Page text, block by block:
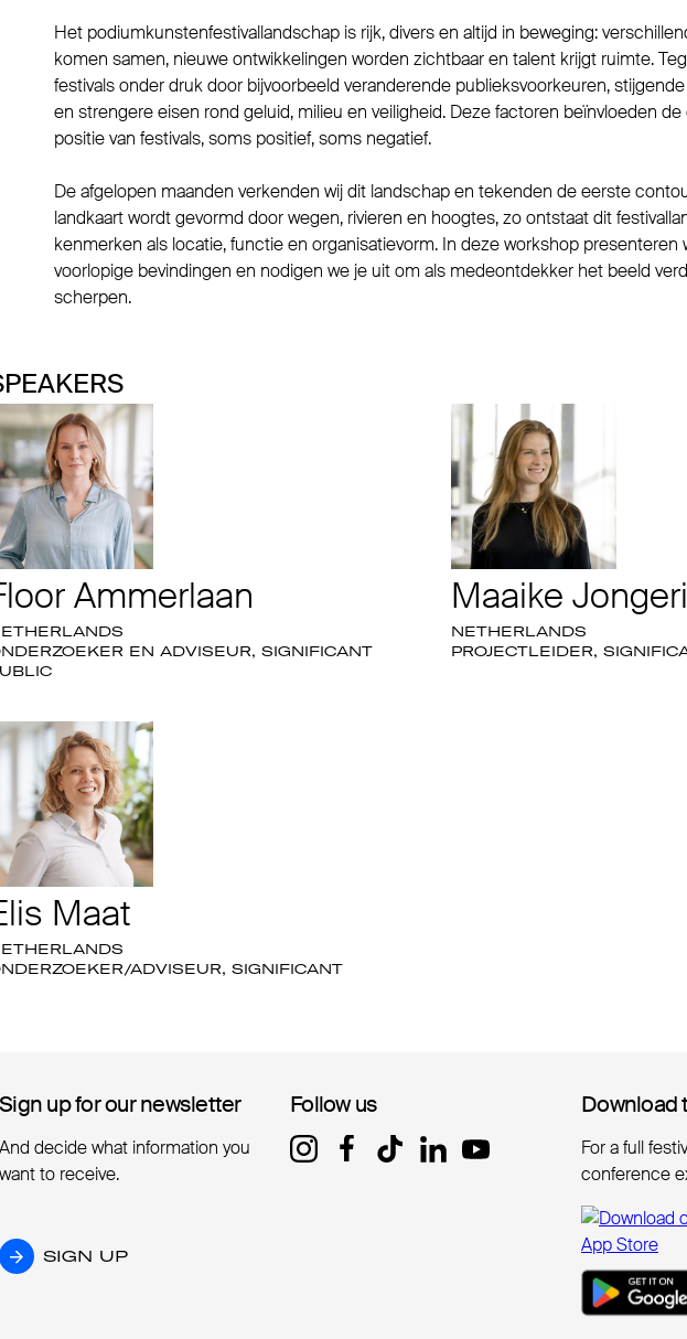
Het podiumkunstenfestivallandschap is rijk, divers en altijd in beweging:
komen samen, nieuwe ontwikkelingen worden zichtbaar en talent krijgt ruimte.
festivals onder druk door bijvoorbeeld veranderende publieksvoorkeuren,
en strengere eisen rond geluid, milieu en veiligheid. Deze factoren beïnvloeden de
positie van festivals, soms positief, soms negatief.
De afgelopen maanden verkenden wij dit landschap en tekenden de eerste
landkaart wordt gevormd door wegen, rivieren en hoogtes, zo ontstaat dit
kenmerken als locatie, functie en organisatievorm. In deze workshop presenteren
voorlopige bevindingen en nodigen we je uit om als medeontdekker het beeld
scherpen.
Ammerlaan
EN ADVISEUR, SIGNIFICANT
Maaike
NETHERLANDS
PROJECTLEIDER,
Maat
ADVISEUR, SIGNIFICANT
Sign up for our newsletter
Sign up for our newsletter
And decide what information you
want to receive.
SIGN UP
SIGN UP
Follow us
Follow us Download
Download
For a full
conference